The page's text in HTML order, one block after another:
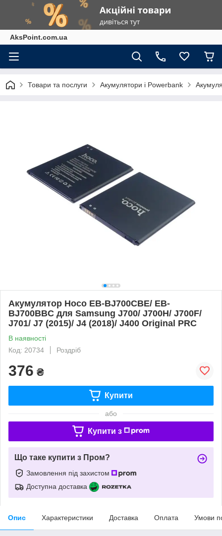
AksPoint.com.ua
Товари та послуги Акумулятори і Powerbank
Акумулятор Hoco EB-BJ700CBE/ EB-
BJ700BBC для Samsung J700/ J700H/ J700F/
J701/ J7 (2015)/ J4 (2018)/ J400 Original PRC
В наявності
Код: 20734
Роздріб
376 ₴
Купити
або
Купити з
Що таке купити з Пром?
Замовлення під захистом
Доступна доставка
Опис Характеристики Доставка Оплата Умови